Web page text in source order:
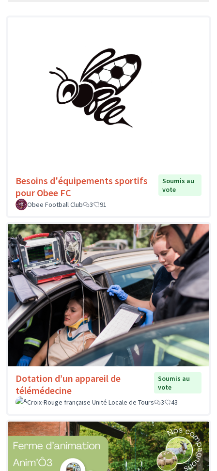
Besoins d'équipements sportifs
pour Obee FC
Soumis au
vote
Obee Football Club
3 91
Dotation d’un appareil de
télémédecine
Soumis au
vote
Croix-Rouge française Unité Locale de Tours
3 43